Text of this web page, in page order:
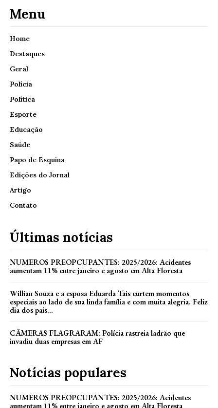
Menu
Home
Destaques
Geral
Polícia
Política
Esporte
Educação
Saúde
Papo de Esquina
Edições do Jornal
Artigo
Contato
Últimas notícias
NUMEROS PREOPCUPANTES: 2025/2026: Acidentes
aumentam 11% entre janeiro e agosto em Alta Floresta
Willian Souza e a esposa Eduarda Tais curtem momentos
especiais ao lado de sua linda família e com muita alegria. Feliz
dia dos pais...
CÂMERAS FLAGRARAM: Polícia rastreia ladrão que
invadiu duas empresas em AF
Notícias populares
NUMEROS PREOPCUPANTES: 2025/2026: Acidentes